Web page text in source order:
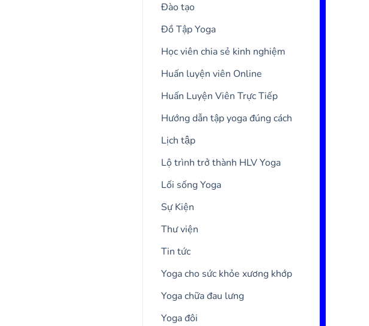
Đào tạo
Đồ Tập Yoga
Học viên chia sẻ kinh nghiệm
Huấn luyện viên Online
Huấn Luyện Viên Trực Tiếp
Hướng dẫn tập yoga đúng cách
Lịch tập
Lộ trình trở thành HLV Yoga
Lối sống Yoga
Sự Kiện
Thư viện
Tin tức
Yoga cho sức khỏe xương khớp
Yoga chữa đau lưng
Yoga đôi